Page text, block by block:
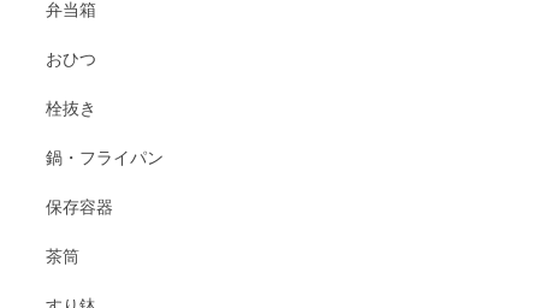
弁当箱
おひつ
栓抜き
鍋・フライパン
保存容器
茶筒